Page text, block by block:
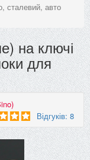
сталевий, авто
на ключі
для
Відгуків: 8